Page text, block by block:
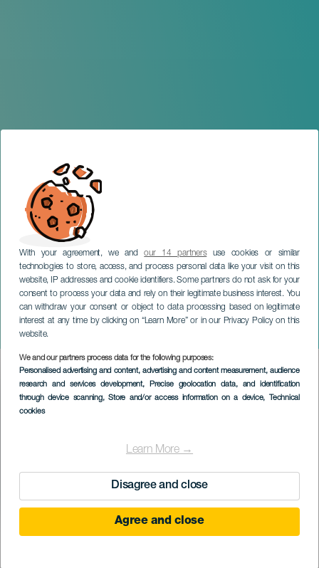
With your agreement, we andour 14 partnersuse cookies or similar
technologies to store, access, and process personal data like your visit on this
website, IP addresses and cookie identifiers. Some partners do not ask for your
consent to process your data and rely on their legitimate business interest. You
can withdraw your consent or object to data processing based on legitimate
interest at any time by clicking on “Learn More” or in our Privacy Policy on this
website.
We and our partners process data for the following purposes:
Personalised advertising and content, advertising and content measurement, audience
research and services development, Precise geolocation data, and identification
through device scanning, Store and/or access information on a device, Technical
cookies
Learn More →
Disagree and close
Agree and close
Maspalomas Costa Canaria
Soul Festival
GRAN CANARIA
Imagen
Listado